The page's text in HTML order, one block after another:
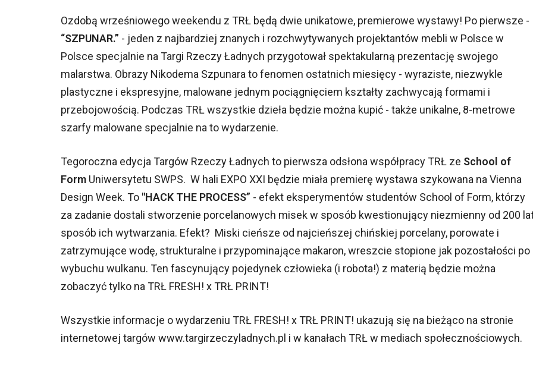
Ozdobą wrześniowego weekendu z TRŁ będą dwie unikatowe, premierowe wystawy! Po pierwsze -
“SZPUNAR.” - jeden z najbardziej znanych i rozchwytywanych projektantów mebli w Polsce w
Polsce specjalnie na Targi Rzeczy Ładnych przygotował spektakularną prezentację swojego
malarstwa. Obrazy Nikodema Szpunara to fenomen ostatnich miesięcy - wyraziste, niezwykle
plastyczne i ekspresyjne, malowane jednym pociągnięciem kształty zachwycają formami i
przebojowością. Podczas TRŁ wszystkie dzieła będzie można kupić - także unikalne, 8-metrowe
szarfy malowane specjalnie na to wydarzenie.
Tegoroczna edycja Targów Rzeczy Ładnych to pierwsza odsłona współpracy TRŁ ze School of
Form Uniwersytetu SWPS. W hali EXPO XXI będzie miała premierę wystawa szykowana na Vienna
Design Week. To "HACK THE PROCESS” - efekt eksperymentów studentów School of Form, którzy
za zadanie dostali stworzenie porcelanowych misek w sposób kwestionujący niezmienny od 200
sposób ich wytwarzania. Efekt? Miski cieńsze od najcieńszej chińskiej porcelany, porowate i
zatrzymujące wodę, strukturalne i przypominające makaron, wreszcie stopione jak pozostałości po
wybuchu wulkanu. Ten fascynujący pojedynek człowieka (i robota!) z materią będzie można
zobaczyć tylko na TRŁ FRESH! x TRŁ PRINT!
Wszystkie informacje o wydarzeniu TRŁ FRESH! x TRŁ PRINT! ukazują się na bieżąco na stronie
internetowej targów www.targirzeczyladnych.pl i w kanałach TRŁ w mediach społecznościowych.